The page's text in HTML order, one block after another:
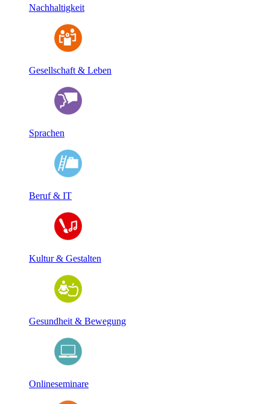
Nachhaltigkeit
Gesellschaft & Leben
Sprachen
Beruf & IT
Kultur & Gestalten
Gesundheit & Bewegung
Onlineseminare